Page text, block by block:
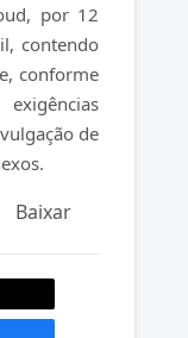
por 12
contendo
conforme
de
Baixar